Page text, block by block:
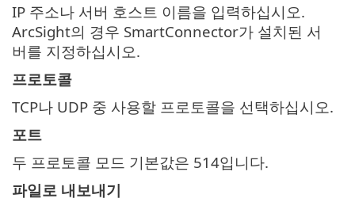
IP 주소나 서버 호스트 이름을 입력하십시오.
ArcSight의 경우 SmartConnector가 설치된 서
버를 지정하십시오.
프로토콜
TCP나 UDP 중 사용할 프로토콜을 선택하십시오.
포트
두 프로토콜 모드 기본값은 514입니다.
파일로 내보내기